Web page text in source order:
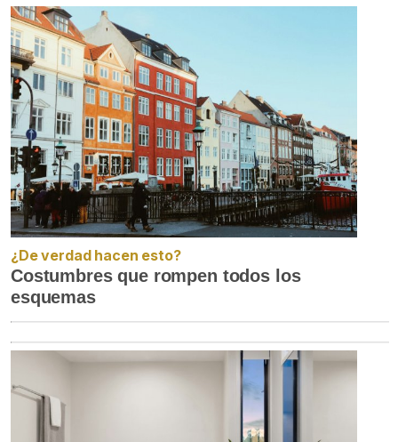
¿De verdad hacen esto?
Costumbres que rompen todos los
esquemas